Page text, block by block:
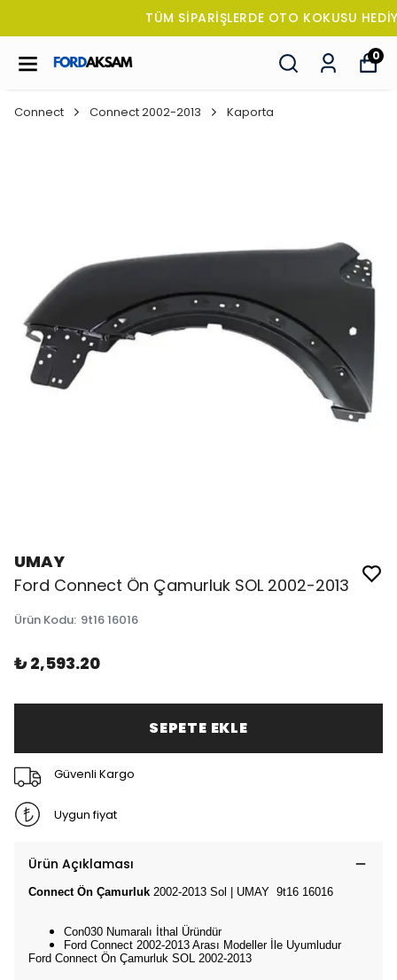
TÜM SİPARİŞLERDE OTO KOKUSU HEDİYE!
0
Connect Connect 2002-2013 Kaporta
UMAY
Ford Connect Ön Çamurluk SOL 2002-2013
Ürün Kodu: 9t16 16016
₺ 2,593.20
SEPETE EKLE
Güvenli Kargo
Uygun fiyat
Ürün Açıklaması
Connect Ön Çamurluk 2002-2013 Sol | UMAY 9t16 16016
Con030 Numaralı İthal Üründür
Ford Connect 2002-2013 Arası Modeller İle Uyumludur
Ford Connect Ön Çamurluk SOL 2002-2013